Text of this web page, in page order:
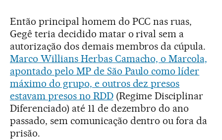
Então principal homem do PCC nas ruas,
Gegê teria decidido matar o rival sem a
autorização dos demais membros da cúpula.
Marco Willians Herbas Camacho, o Marcola,
apontado pelo MP de São Paulo como líder
máximo do grupo, e outros dez presos
estavam presos no RDD(Regime Disciplinar
Diferenciado) até 11 de dezembro do ano
passado, sem comunicação dentro ou fora da
prisão.